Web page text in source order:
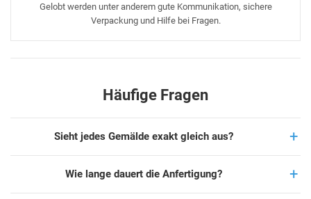
Gelobt werden unter anderem gute Kommunikation, sichere
Verpackung und Hilfe bei Fragen.
Häufige Fragen
Sieht jedes Gemälde exakt gleich aus?
Wie lange dauert die Anfertigung?